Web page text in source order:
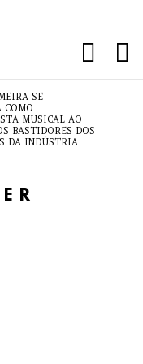
SE
COMO
MUSICAL AO
BASTIDORES DOS
DA INDÚSTRIA